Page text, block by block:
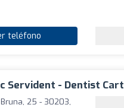
teléfono
Servident - Dentist
25 - 30203,